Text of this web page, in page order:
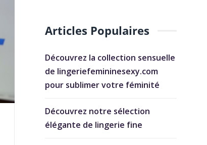
Articles Populaires
Découvrez la collection sensuelle
de lingeriefemininesexy.com
pour sublimer votre féminité
Découvrez notre sélection
élégante de lingerie fine